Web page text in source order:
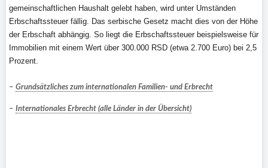
gemeinschaftlichen Haushalt gelebt haben, wird unter Umständen
Erbschaftssteuer fällig. Das serbische Gesetz macht dies von der Höhe
der Erbschaft abhängig. So liegt die Erbschaftssteuer beispielsweise für
Immobilien mit einem Wert über 300.000 RSD (etwa 2.700 Euro) bei 2,5
Prozent.
– Grundsätzliches zum internationalen Familien- und Erbrecht
– Internationales Erbrecht (alle Länder in der Übersicht)